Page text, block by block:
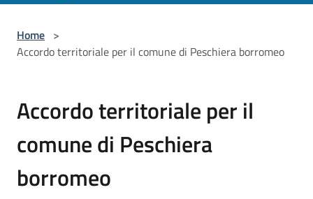
Home >
Accordo territoriale per il comune di Peschiera borromeo
Accordo territoriale per il
comune di Peschiera
borromeo